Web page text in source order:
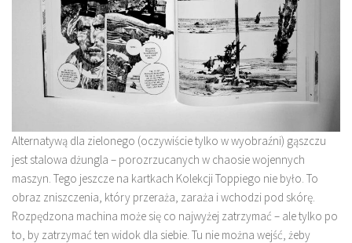
Alternatywą dla zielonego (oczywiście tylko w wyobraźni) gąszczu
jest stalowa dżungla – porozrzucanych w chaosie wojennych
maszyn. Tego jeszcze na kartkach Kolekcji Toppiego nie było. To
obraz zniszczenia, który przeraża, zaraża i wchodzi pod skórę.
Rozpędzona machina może się co najwyżej zatrzymać – ale tylko po
to, by zatrzymać ten widok dla siebie. Tu nie można wejść, żeby